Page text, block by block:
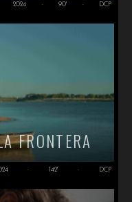
2024 · 90' · DCP
FRONTERA
· 142' · DCP